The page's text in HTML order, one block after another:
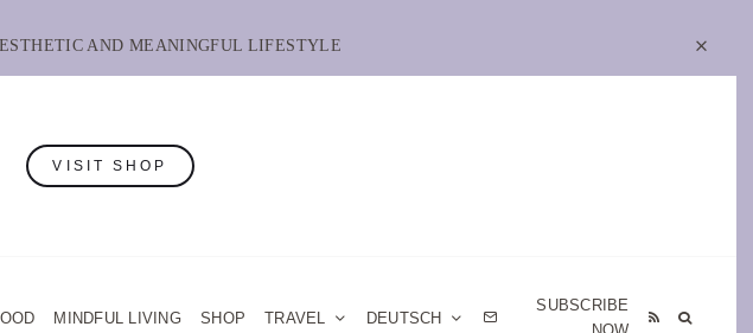
AND MEANINGFUL LIFESTYLE
VISIT SHOP
MINDFUL LIVING SHOP TRAVEL DEUTSCH
SUBSCRIBE